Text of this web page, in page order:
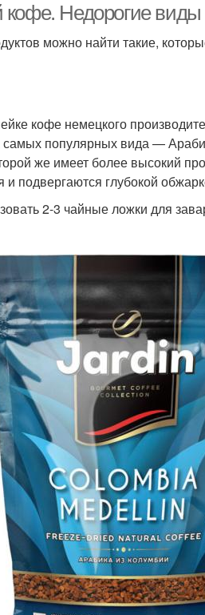
Недорогие виды
можно найти такие,
кофе немецкого
популярных вида —
же имеет более высокий
подвергаются глубокой
2-3 чайные ложки для